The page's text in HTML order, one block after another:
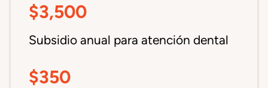
$3,500
Subsidio anual para atención dental
$350